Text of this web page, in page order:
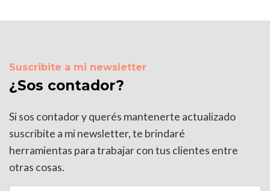
Suscribite a mi newsletter
¿Sos contador?
Si sos contador y querés mantenerte actualizado
suscribite a mi newsletter, te brindaré
herramientas para trabajar con tus clientes entre
otras cosas.